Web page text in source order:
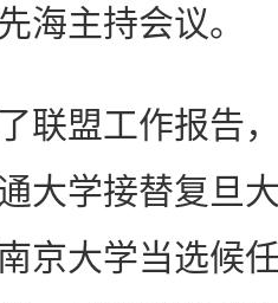
海主持会议。
盟工作报告，
大学接替复旦
京大学当选候